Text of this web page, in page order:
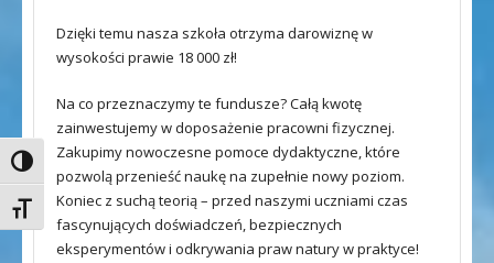
Toggle High Contrast
Toggle Font size
Dzięki temu nasza szkoła otrzyma darowiznę w
wysokości prawie 18 000 zł!
Na co przeznaczymy te fundusze? Całą kwotę
zainwestujemy w doposażenie pracowni fizycznej.
Zakupimy nowoczesne pomoce dydaktyczne, które
pozwolą przenieść naukę na zupełnie nowy poziom.
Koniec z suchą teorią – przed naszymi uczniami czas
fascynujących doświadczeń, bezpiecznych
eksperymentów i odkrywania praw natury w praktyce!